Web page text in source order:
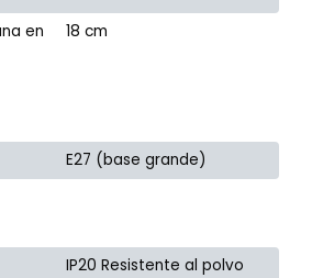
en
18 cm
E27 (base grande)
IP20 Resistente al polvo